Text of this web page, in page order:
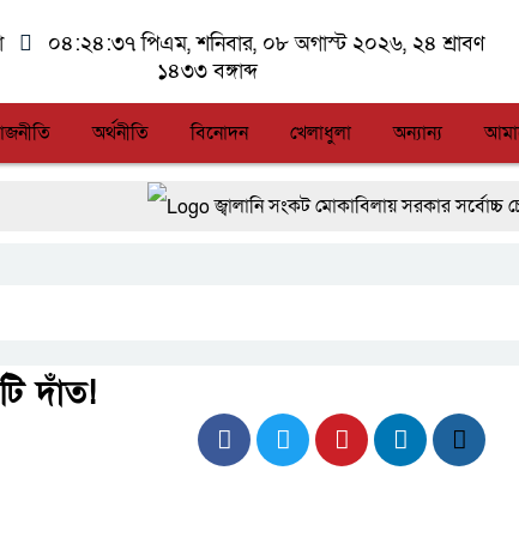
০৪:২৪:৩৭ পিএম, শনিবার, ০৮ অগাস্ট ২০২৬, ২৪ শ্রাবণ
১৪৩৩ বঙ্গাব্দ
অর্থনীতি বিনোদন খেলাধুলা অন্যান্য
জ্বালানি সংকট মোকাবিলায় সরকার সর্বোচ্চ চেষ্টা
আত-তানযীল ইনস্টিটিউট চট্টগ্রাম দুবছর
ফ্যাসিবাদবিরোধী আন্দোলনে হত্যাকাণ্ডের বিচার
দাঁত!